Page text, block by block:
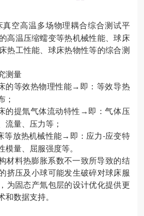
真空高温多场物理耦合综合测试平
高温压缩蠕变等热机械性能、球床
热工性能、球床热物性等的综合测
测量
的等效热物理性能→即：等效导热
；
的提氚气体流动特性→即：气体压
、流量、压力等；
等放热机械性能→即：应力-应变特
模量、屈服强度等。
材料热膨胀系数不一致所导致的结
挤压及小球可能发生破碎对球床服
为固态产氚包层的设计优化提供更
和数据支持。